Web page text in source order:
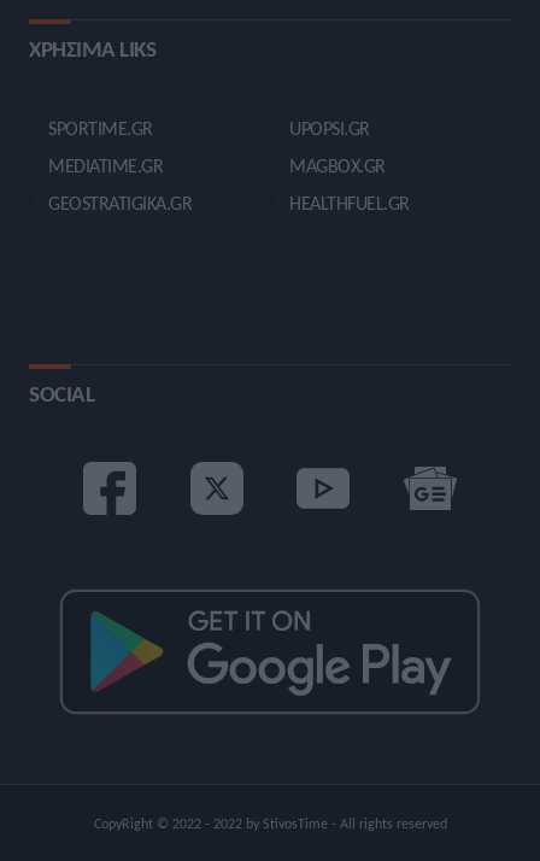
ΧΡΗΣΙΜΑ LIKS
SPORTIME.GR
MEDIATIME.GR
GEOSTRATIGIKA.GR
UPOPSI.GR
MAGBOX.GR
HEALTHFUEL.GR
SOCIAL
CopyRight © 2022 - 2022 by StivosTime - All rights reserved